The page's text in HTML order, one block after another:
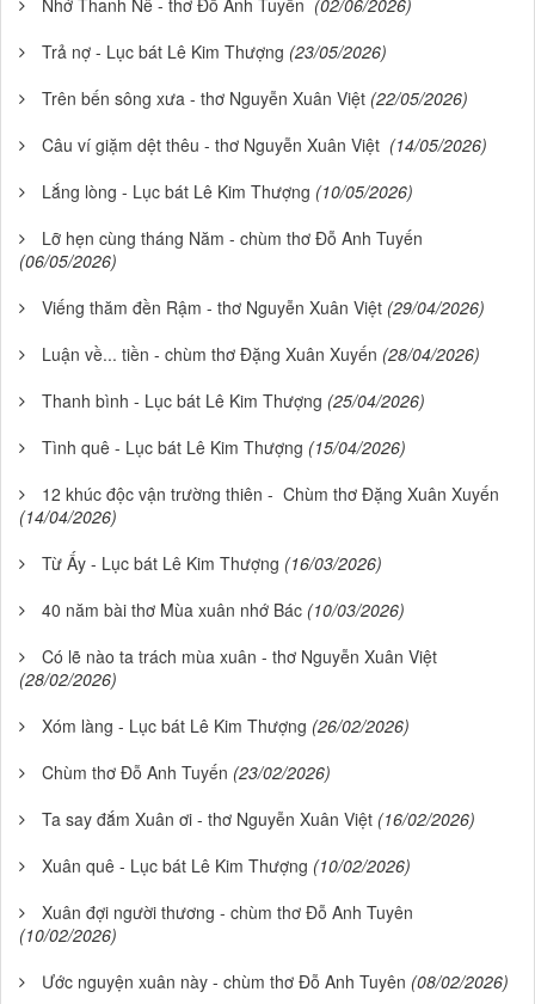
Nhớ Thanh Nê - thơ Đỗ Anh Tuyến (02/06/2026)
Trả nợ - Lục bát Lê Kim Thượng (23/05/2026)
Trên bến sông xưa - thơ Nguyễn Xuân Việt (22/05/2026)
Câu ví giặm dệt thêu - thơ Nguyễn Xuân Việt (14/05/2026)
Lắng lòng - Lục bát Lê Kim Thượng (10/05/2026)
Lỡ hẹn cùng tháng Năm - chùm thơ Đỗ Anh Tuyến
(06/05/2026)
Viếng thăm đền Rậm - thơ Nguyễn Xuân Việt (29/04/2026)
Luận về... tiền - chùm thơ Đặng Xuân Xuyến (28/04/2026)
Thanh bình - Lục bát Lê Kim Thượng (25/04/2026)
Tình quê - Lục bát Lê Kim Thượng (15/04/2026)
12 khúc độc vận trường thiên - Chùm thơ Đặng Xuân Xuyến
(14/04/2026)
Từ Ấy - Lục bát Lê Kim Thượng (16/03/2026)
40 năm bài thơ Mùa xuân nhớ Bác (10/03/2026)
Có lẽ nào ta trách mùa xuân - thơ Nguyễn Xuân Việt
(28/02/2026)
Xóm làng - Lục bát Lê Kim Thượng (26/02/2026)
Chùm thơ Đỗ Anh Tuyến (23/02/2026)
Ta say đắm Xuân ơi - thơ Nguyễn Xuân Việt (16/02/2026)
Xuân quê - Lục bát Lê Kim Thượng (10/02/2026)
Xuân đợi người thương - chùm thơ Đỗ Anh Tuyên
(10/02/2026)
Ước nguyện xuân này - chùm thơ Đỗ Anh Tuyên (08/02/2026)